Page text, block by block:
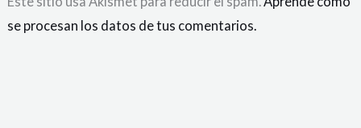
se procesan los datos de tus comentarios.